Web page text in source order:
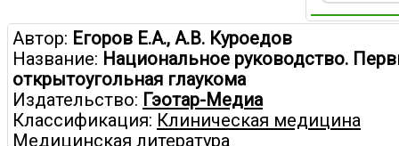
Автор: Егоров Е.А., А.В. Куроедов
Название: Национальное руководство.
открытоугольная глаукома
Издательство: Гэотар-Медиа
Классификация: Клиническая медицина
Медицинская литература